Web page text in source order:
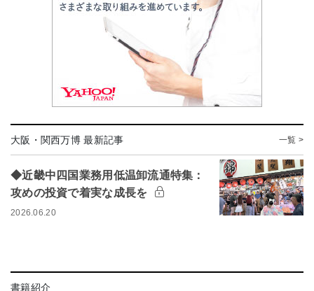
大阪・関西万博 最新記事 一覧 >
◆近畿中四国業務用低温卸流通特集：
攻めの投資で着実な成長を
2026.06.20
書籍紹介